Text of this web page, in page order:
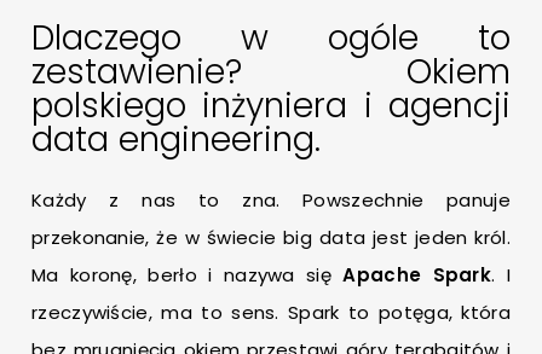
Dlaczego w ogóle to
zestawienie? Okiem
polskiego inżyniera i agencji
data engineering.
Każdy z nas to zna. Powszechnie panuje
przekonanie, że w świecie big data jest jeden król.
Ma koronę, berło i nazywa sięApache Spark. I
rzeczywiście, ma to sens. Spark to potęga, która